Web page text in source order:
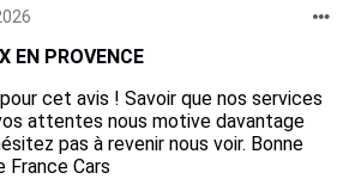
EN PROVENCE
cet avis ! Savoir que nos services
attentes nous motive davantage
pas à revenir nous voir. Bonne
France Cars